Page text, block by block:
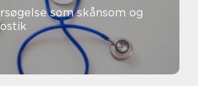
som skånsom og